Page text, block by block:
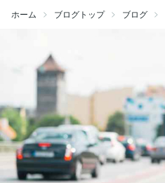
ホーム ブログトップ ブログ